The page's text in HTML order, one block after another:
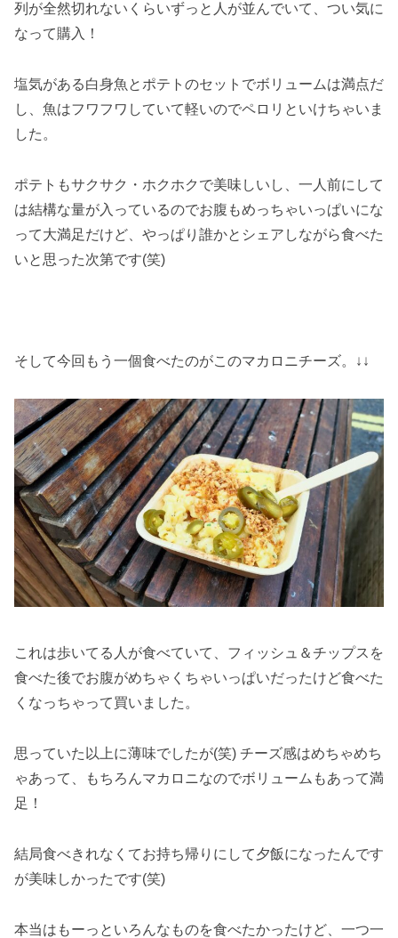
列が全然切れないくらいずっと人が並んでいて、つい気に
なって購入！
塩気がある白身魚とポテトのセットでボリュームは満点だ
し、魚はフワフワしていて軽いのでペロリといけちゃいま
した。
ポテトもサクサク・ホクホクで美味しいし、一人前にして
は結構な量が入っているのでお腹もめっちゃいっぱいにな
って大満足だけど、やっぱり誰かとシェアしながら食べた
いと思った次第です(笑)
そして今回もう一個食べたのがこのマカロニチーズ。↓↓
これは歩いてる人が食べていて、フィッシュ＆チップスを
食べた後でお腹がめちゃくちゃいっぱいだったけど食べた
くなっちゃって買いました。
思っていた以上に薄味でしたが(笑) チーズ感はめちゃめち
ゃあって、もちろんマカロニなのでボリュームもあって満
足！
結局食べきれなくてお持ち帰りにして夕飯になったんです
が美味しかったです(笑)
本当はもーっといろんなものを食べたかったけど、一つ一